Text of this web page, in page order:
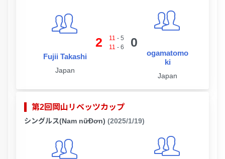
Fujii Takashi
Japan
2 11 - 5
11 - 6 0
ogamatomo
ki
Japan
第2回岡山リベッツカップ
シングルス(Nam nữĐơn) (2025/1/19)